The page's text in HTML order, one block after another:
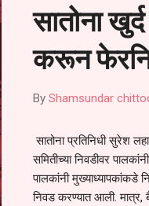
सातोना
करून
By Shamsundar
सातोना प्रतिनिधी सुरेश
समितीच्या निवडीवर
पालकांनी
निवड करण्यात आली. मात्र,